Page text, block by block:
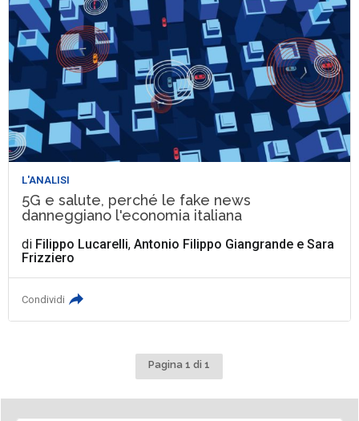
L'ANALISI
5G e salute, perché le fake news
danneggiano l'economia italiana
di Filippo Lucarelli,Antonio Filippo Giangrande eSara
Frizziero
Condividi
Pagina 1 di 1